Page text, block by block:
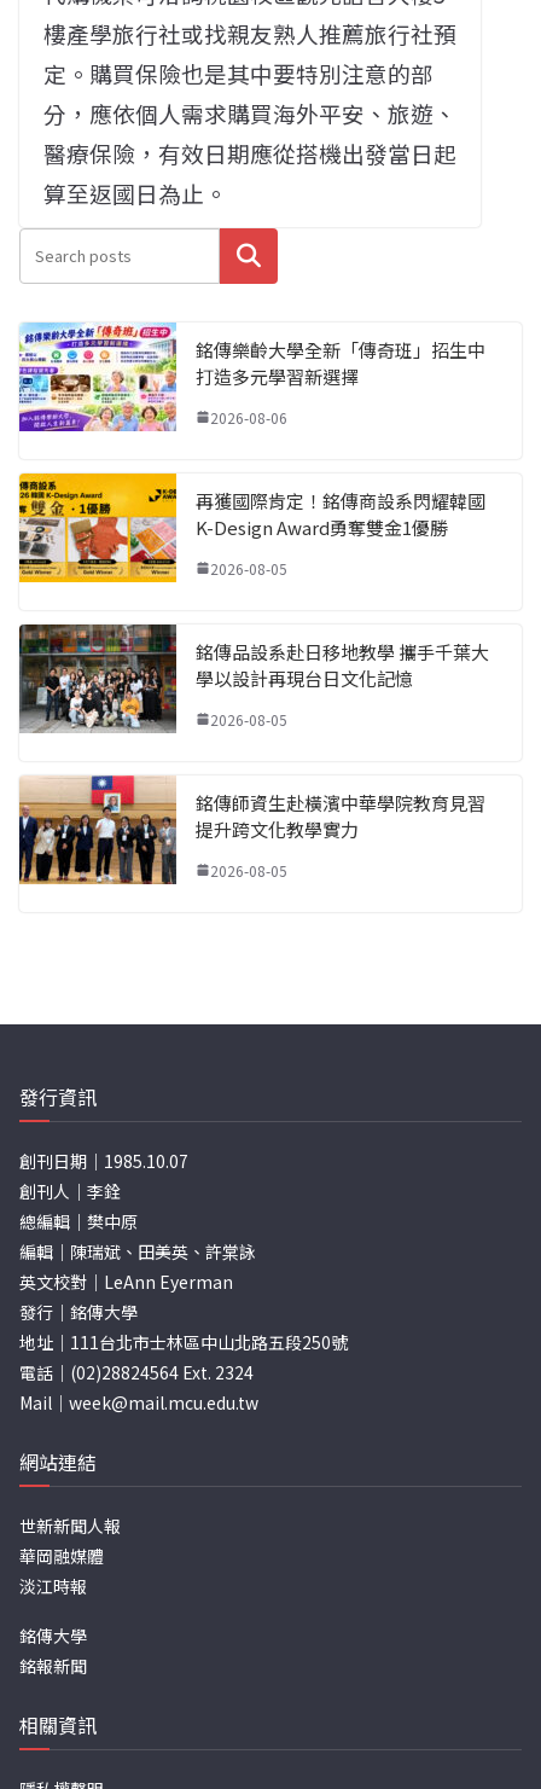
樓產學旅行社或找親友熟人推薦旅行社預
定。購買保險也是其中要特別注意的部
分，應依個人需求​購​買海外平安、旅遊、
醫療保險，有效日期應從搭機出發當日起
算至返國日為止。
搜尋
銘傳樂齡大學全新「傳奇班」招生中
打造多元學習新選擇
2026-08-06
再獲國際肯定！銘傳商設系閃耀韓國
K-Design Award勇奪雙金1優勝
2026-08-05
銘傳品設系赴日移地教學 攜手千葉大
學以設計再現台日文化記憶
2026-08-05
銘傳師資生赴橫濱中華學院教育見習
提升跨文化教學實力
2026-08-05
發行資訊
創刊日期｜1985.10.07
創刊人｜李銓
總編輯｜樊中原
編輯｜陳瑞斌、田美英、許棠詠
英文校對｜LeAnn Eyerman
發行｜銘傳大學
地址｜111台北市士林區中山北路五段250號
電話｜(02)28824564 Ext. 2324
Mail｜ week@mail.mcu.edu.tw
網站連結
世新新聞人報
華岡融媒體
淡江時報
銘傳大學
銘報新聞
相關資訊